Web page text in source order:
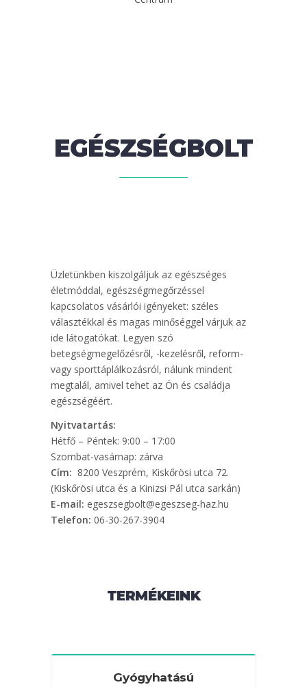
EGÉSZSÉGBOLT
Üzletünkben kiszolgáljuk az egészséges
életmóddal, egészségmegőrzéssel
kapcsolatos vásárlói igényeket: széles
választékkal és magas minőséggel várjuk az
ide látogatókat. Legyen szó
betegségmegelőzésről, -kezelésről, reform-
vagy sporttáplálkozásról, nálunk mindent
megtalál, amivel tehet az Ön és családja
egészségéért.
Nyitvatartás:
Hétfő – Péntek: 9:00 – 17:00
Szombat-vasárnap: zárva
Cím: 8200 Veszprém, Kiskőrösi utca 72.
(Kiskőrösi utca és a Kinizsi Pál utca sarkán)
E-mail: egeszsegbolt@egeszseg-haz.hu
Telefon: 06-30-267-3904
TERMÉKEINK
Gyógyhatású